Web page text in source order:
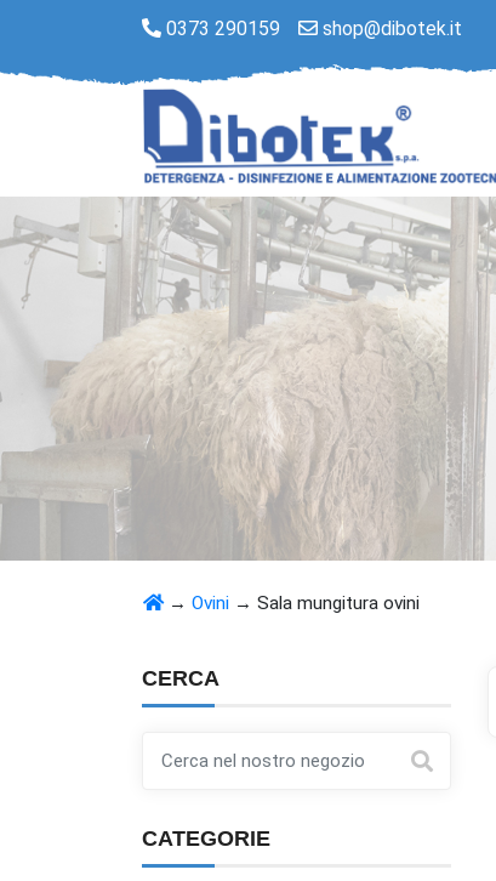
0373 290159 shop@dibotek.it
→ Ovini → Sala mungitura ovini
CERCA
CATEGORIE